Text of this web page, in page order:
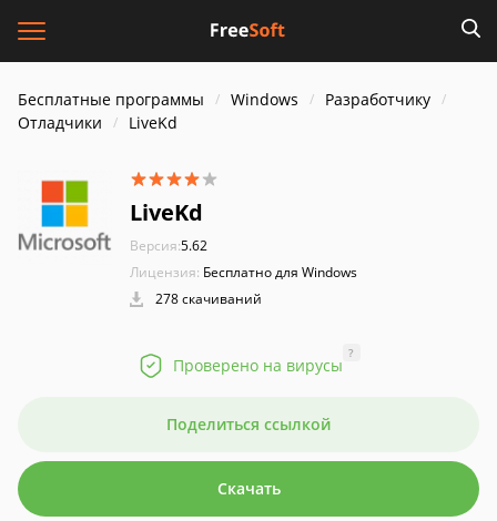
Бесплатные программы Windows
Разработчику
Отладчики
LiveKd
LiveKd
Версия:5.62
Лицензия: Бесплатно для Windows
278 скачиваний
Проверено на вирусы
?
Поделиться ссылкой
Скачать